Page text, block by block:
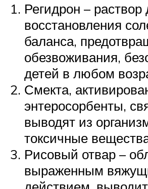
Регидрон – раствор
восстановления
баланса,
обезвоживания,
детей в любом
Смекта,
энтеросорбенты,
выводят из
токсичные
Рисовый отвар –
выраженным